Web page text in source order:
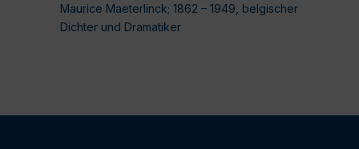
Maurice Maeterlinck; 1862 – 1949, belgischer
Dichter und Dramatiker